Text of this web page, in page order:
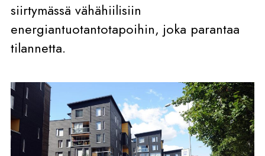
siirtymässä vähähiilisiin
energiantuotantotapoihin, joka parantaa
tilannetta.